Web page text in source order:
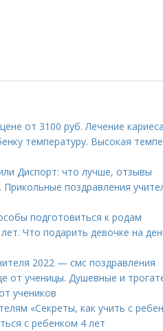
от 3100 руб. Лечение
температуру. Высокая
Диспорт: что лучше, отзывы
поздравления
подготовиться к родам
Что подарить девочке на
2022 — смс поздравления
от ученицы. Душевные и
учеников
«Секреты, как учить с
с ребенком 4 лет